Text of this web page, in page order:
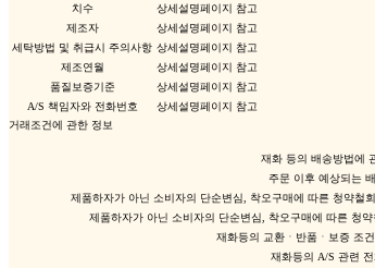
치수
상세설명페이지 참고
제조자
상세설명페이지 참고
세탁방법 및 취급시 주의사항 상세설명페이지 참고
제조연월
상세설명페이지 참고
품질보증기준
상세설명페이지 참고
A/S 책임자와 전화번호
상세설명페이지 참고
거래조건에 관한 정보
재화 등의 배송방법에
주문 이후 예상되는
제품하자가 아닌 소비자의 단순변심, 착오구매에 따른 청약철
제품하자가 아닌 소비자의 단순변심, 착오구매에 따른 청
재화등의 교환ㆍ반품ㆍ보증 조
재화등의 A/S 관련